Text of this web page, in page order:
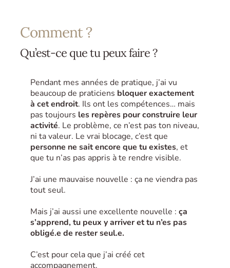
Comment ?
Qu’est-ce que tu peux faire ?
Pendant mes années de pratique, j’ai vu
beaucoup de praticiens bloquer exactement
à cet endroit. Ils ont les compétences… mais
pas toujours les repères pour construire leur
activité. Le problème, ce n’est pas ton niveau,
ni ta valeur. Le vrai blocage, c’est que
personne ne sait encore que tu existes, et
que tu n’as pas appris à te rendre visible.
J’ai une mauvaise nouvelle : ça ne viendra pas
tout seul.
Mais j’ai aussi une excellente nouvelle : ça
s’apprend, tu peux y arriver et tu n’es pas
obligé.e de rester seul.e.
C’est pour cela que j’ai créé cet
accompagnement.